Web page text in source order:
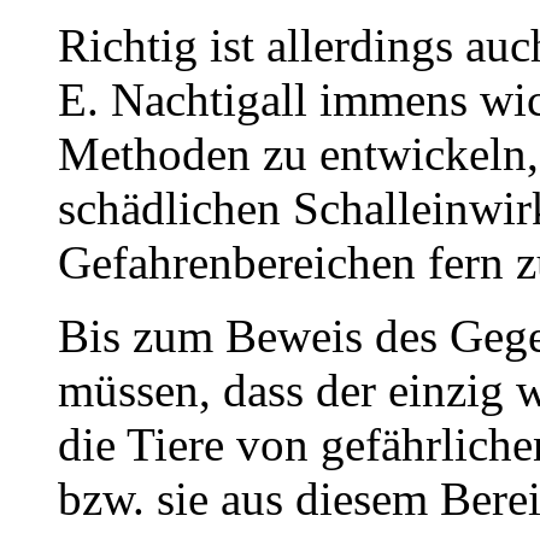
Richtig ist allerdings
E. Nachtigall immens
Methoden zu
schädlichen
Gefahrenbereichen fern
Bis zum Beweis des
müssen, dass der einzig
die Tiere von
bzw. sie aus diesem